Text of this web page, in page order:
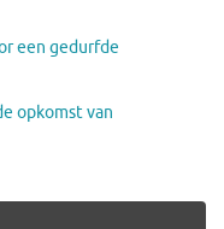
een gedurfde
opkomst van